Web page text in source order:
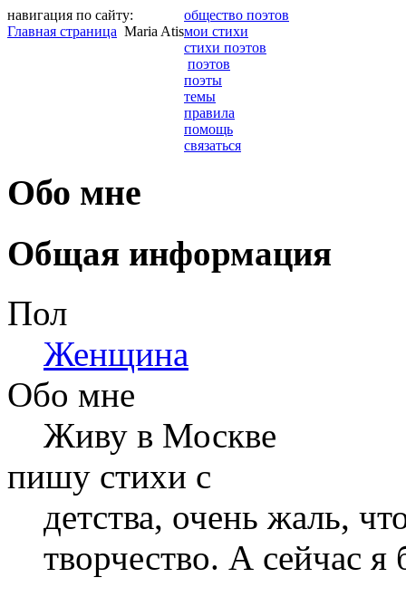
навигация по сайту:
Главная страница Maria Atis
общество поэтов
мои стихи
стихи поэтов
поэтов
поэты
темы
правила
помощь
связаться
Обо мне
Общая информация
Пол
Женщина
Обо мне
Живу в Москве
пишу стихи с
детства, очень жаль,
творчество. А сейчас